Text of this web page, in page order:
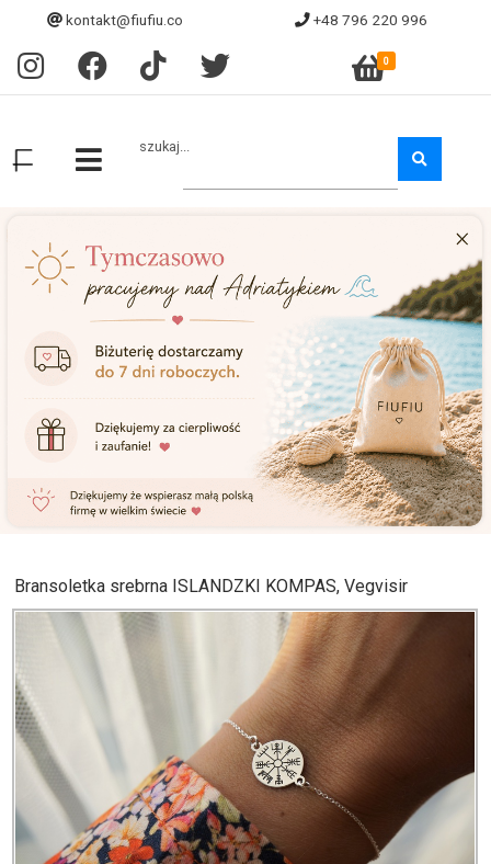
kontakt@fiufiu.co +48 796 220 996
0
szukaj...
Bransoletka srebrna ISLANDZKI KOMPAS, Vegvisir